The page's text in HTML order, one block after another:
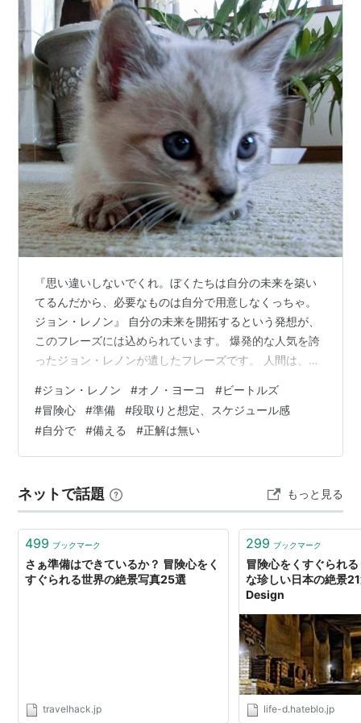
『思い違いしないでくれ。ぼくたちは自分の未来を築い
てるんだから、必要なものは自分で用意しなくっちゃ。
ジョン・レノン』 自分の未来を開拓するという発想が、
このフレーズには込められています。 爆発的な人気を誇
ったジョン・レノンが遺したフレーズです。 人間は、身
せん。 冒険心が強い人は、自分のテーマを第一に考え
て、なりふり構わず、暴れ回ります。 過保護気味な環境
に身を置く人は、どちらかと言えば依存心が強い人が多
いでしょう。 これらは、両極端なケースです。 でも、多
宝物を待ち続けるイメージなのかも知れ…
#ジョン・レノン #オノ・ヨーコ #ビートルズ
#冒険心 #準備 #段取りと想定、スケジュール感
#自分で #備える #正解は無い
ネットで話題 もっと見る
499 ブックマーク
さぁ準備はできているか？ 冒険心をく
すぐられる世界の絶景写真25選
travelhack.jp
299 ブックマーク
冒険心をくすぐられ
な珍しい日本の絶景
Design
life-d.hateblo.jp